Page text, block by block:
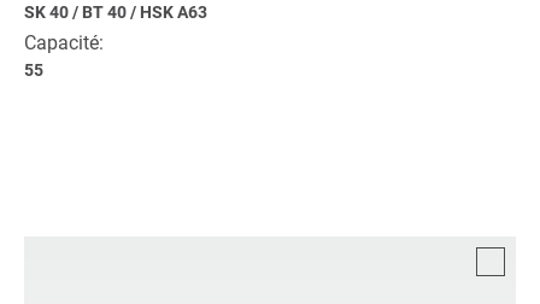
SK 40/ BT 40/ HSK A63
Capacité:
55